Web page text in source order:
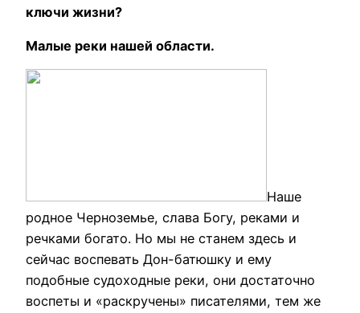
ключи жизни?
Малые реки нашей области.
Наше
родное Черноземье, слава Богу, реками и
речками богато. Но мы не станем здесь и
сейчас воспевать Дон-батюшку и ему
подобные судоходные реки, они достаточно
воспеты и «раскручены» писателями, тем же